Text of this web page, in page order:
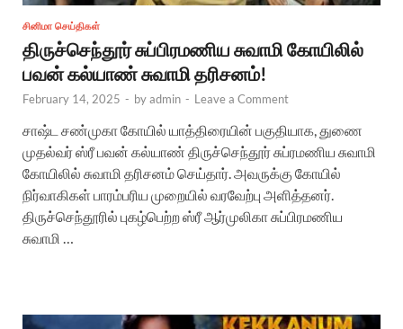
சினிமா செய்திகள்
திருச்செந்தூர் சுப்பிரமணிய சுவாமி கோயிலில்
பவன் கல்யாண் சுவாமி தரிசனம்!
February 14, 2025 - byadmin - Leave a Comment
சாஷ்ட சண்முகா கோயில் யாத்திரையின் பகுதியாக, துணை
முதல்வர் ஸ்ரீ பவன் கல்யாண் திருச்செந்தூர் சுப்ரமணிய சுவாமி
கோயிலில் சுவாமி தரிசனம் செய்தார். அவருக்கு கோயில்
நிர்வாகிகள் பாரம்பரிய முறையில் வரவேற்பு அளித்தனர்.
திருச்செந்தூரில் புகழ்பெற்ற ஸ்ரீ ஆர்முலிகா சுப்பிரமணிய
சுவாமி …